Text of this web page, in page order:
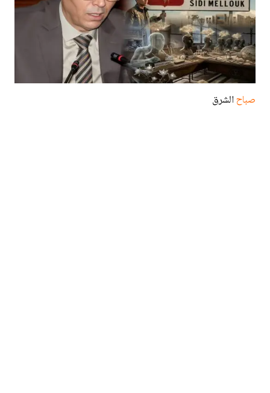
صباحالشرق